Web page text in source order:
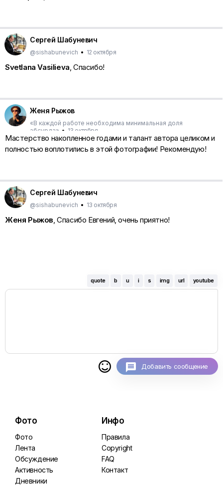
Сергей Шабуневич
@sishabunevich • 12 октября
Svetlana Vasilieva , Спасибо!
Женя Рыжов
«В каждой работе необходима минимальная доля
абсурда» • 13 октября
Мастерство накопленное годами и талант автора целиком и
полностью воплотились в этой фотографии! Рекомендую!
Сергей Шабуневич
@sishabunevich • 13 октября
Женя Рыжов , Спасибо Евгений, очень приятно!
quote b u i s img url youtube
 Добавить сообщение
Фото
Фото
Лента
Обсуждение
Активность
Дневники
Инфо
Правила
Copyright
FAQ
Контакт